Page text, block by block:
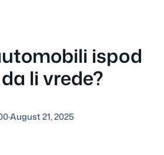
ispod
li vrede?
·August 21, 2025